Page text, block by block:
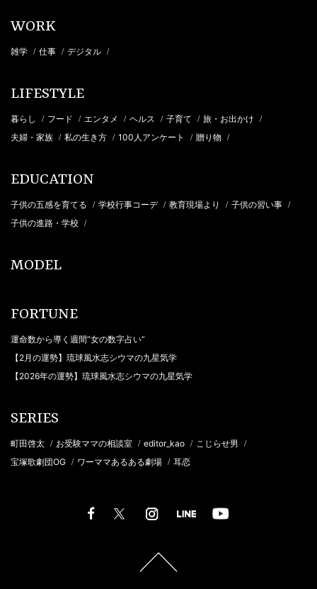
WORK
雑学 / 仕事 / デジタル /
LIFESTYLE
暮らし / フード / エンタメ / ヘルス / 子育て / 旅・お出かけ /
夫婦・家族 / 私の生き方 / 100人アンケート / 贈り物 /
EDUCATION
子供の五感を育てる / 学校行事コーデ / 教育現場より / 子供の習い事 /
子供の進路・学校 /
MODEL
FORTUNE
運命数から導く週間“女の数字占い”
【2月の運勢】琉球風水志シウマの九星気学
【2026年の運勢】琉球風水志シウマの九星気学
SERIES
町田啓太 / お受験ママの相談室 / editor_kao / こじらせ男 /
宝塚歌劇団OG / ワーママあるある劇場 / 耳恋